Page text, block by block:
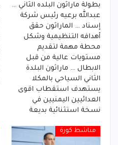
بطولة ماراثون البلده الثاني …
عبدالله برعيه رئيس شركة
إسناد … الماراثون حقق
أهدافه التنظيمية وشكل
محطة مهمة لتقديم
مستويات عالية من قبل
الابطال … ماراثون البلدة
الثاني السياحي بالمكلا
يستهدف استقطاب اقوى
العدائيين اليمنيين في
نسخة استثنائية بديعة
مناشط كورة